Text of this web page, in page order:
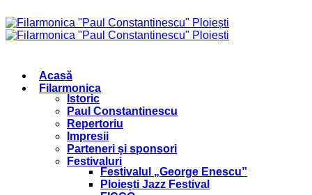
Acasă
Filarmonica
Istoric
Paul Constantinescu
Repertoriu
Impresii
Parteneri și sponsori
Festivaluri
Festivalul „George Enescu”
Ploiești Jazz Festival